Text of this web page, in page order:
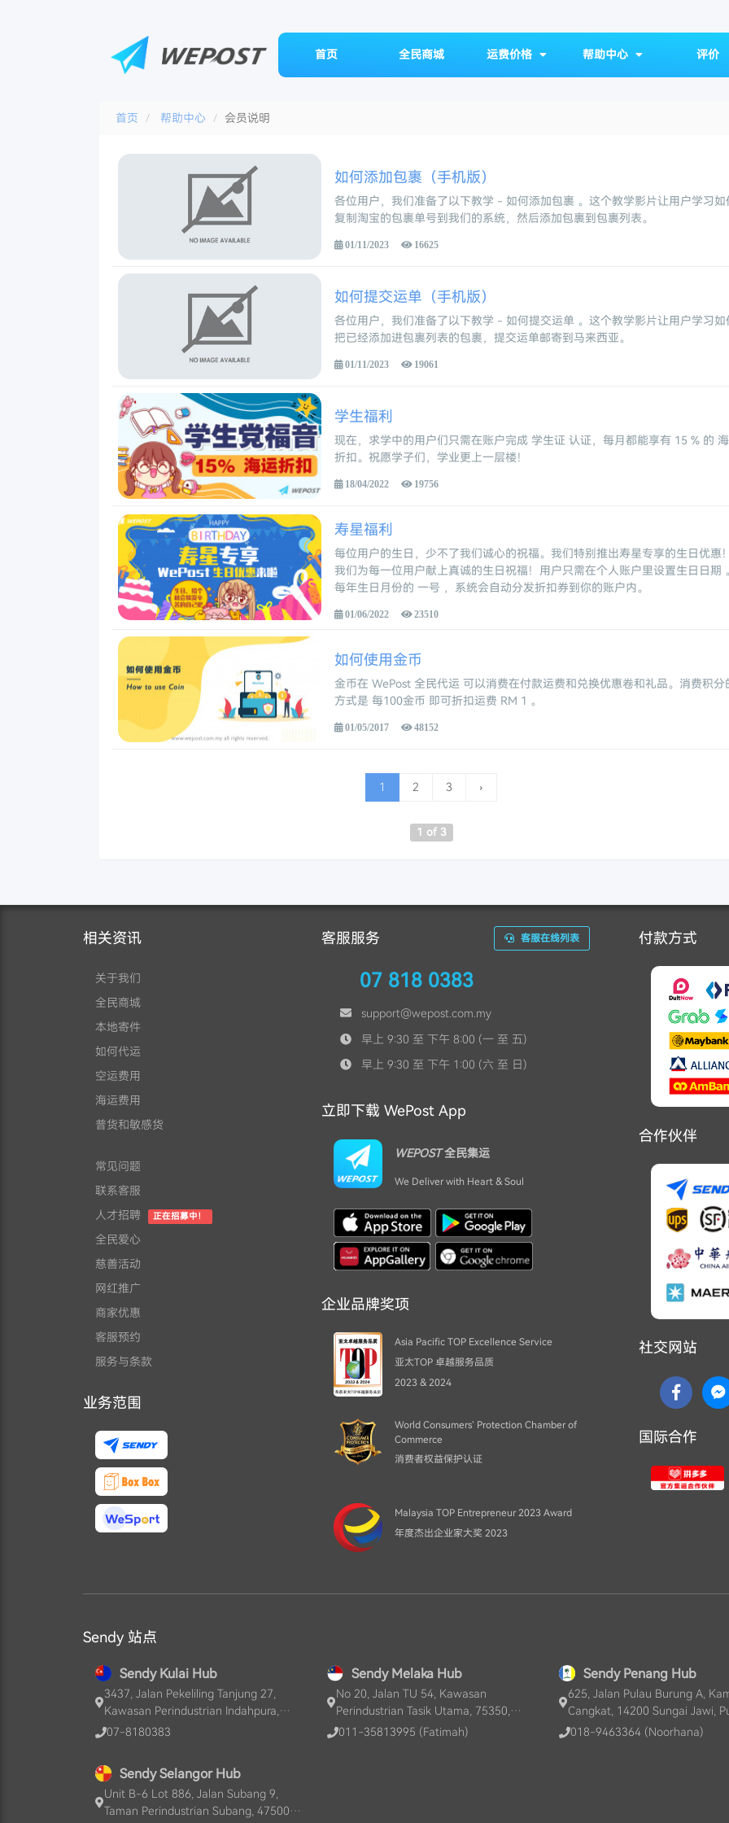
首页 全民商城 运费价格 帮助中心 评价
首页 帮助中心 会员说明
如何添加包裹（手机版）
各位用户，我们准备了以下教学 - 如何添加包裹 。这个教学影片让用户学习如
复制淘宝的包裹单号到我们的系统，然后添加包裹到包裹列表。
01/11/2023 16625
如何提交运单（手机版）
各位用户，我们准备了以下教学 - 如何提交运单 。这个教学影片让用户学习如
把已经添加进包裹列表的包裹，提交运单邮寄到马来西亚。
01/11/2023 19061
学生福利
现在，求学中的用户们只需在账户完成 学生证 认证，每月都能享有 15 % 的
折扣。祝愿学子们，学业更上一层楼！
18/04/2022 19756
寿星福利
每位用户的生日，少不了我们诚心的祝福。我们特别推出寿星专享的生日优惠
我们为每一位用户献上真诚的生日祝福！用户只需在个人账户里设置生日日期
每年生日月份的 一号 ，系统会自动分发折扣券到你的账户内。
01/06/2022 23510
如何使用金币
金币在 WePost 全民代运 可以消费在付款运费和兑换优惠卷和礼品。消费积分
方式是 每100金币 即可折扣运费 RM 1 。
01/05/2017 48152
1 2 3 ›
1 of 3
相关资讯
关于我们
全民商城
本地寄件
如何代运
空运费用
海运费用
普货和敏感货
常见问题
联系客服
人才招聘
正在招募中！
全民爱心
慈善活动
网红推广
商家优惠
客服预约
服务与条款
业务范围
客服服务 客服在线列表
07 818 0383
support@wepost.com.my
早上 9:30 至 下午 8:00 (一 至 五)
早上 9:30 至 下午 1:00 (六 至 日)
立即下载 WePost App
WEPOST全民集运
We Deliver with Heart & Soul
企业品牌奖项
Asia Pacific TOP Excellence Service
亚太TOP 卓越服务品质
2023 & 2024
World Consumers’ Protection Chamber of
Commerce
消费者权益保护认证
Malaysia TOP Entrepreneur 2023 Award
年度杰出企业家大奖 2023
付款方式
合作伙伴
社交网站
国际合作
Sendy 站点
Sendy Kulai Hub
3437, Jalan Pekeliling Tanjung 27,
Kawasan Perindustrian Indahpura,
81000, Kulai, Johor, MY
07-8180383
Sendy Melaka Hub
No 20, Jalan TU 54, Kawasan
Perindustrian Tasik Utama, 75350,
Ayer Keroh, Melaka, MY
011-35813995 (Fatimah)
Sendy Penang Hub
625, Jalan Pulau Burung A,
Cangkat, 14200 Sungai Jawi,
Pinang, MY
018-9463364 (Noorhana)
Sendy Selangor Hub
Unit B-6 Lot 886, Jalan Subang 9,
Taman Perindustrian Subang, 47500